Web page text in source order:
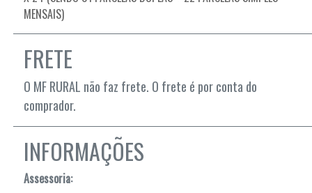
MENSAIS)
FRETE
O MF RURAL não faz frete. O frete é por conta do
comprador.
INFORMAÇÕES
Assessoria: